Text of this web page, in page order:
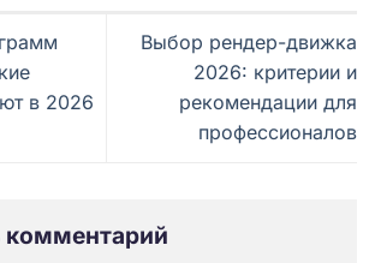
в 2026
Выбор рендер-движка
2026: критерии и
рекомендации для
профессионалов
комментарий